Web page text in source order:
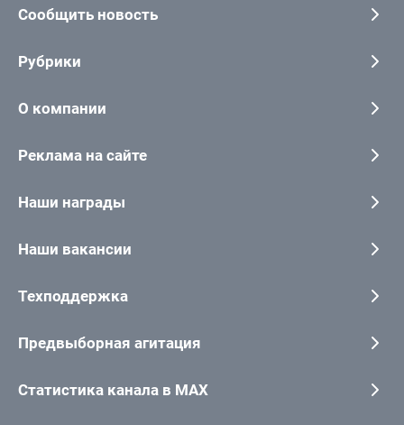
Сообщить новость
Рубрики
О компании
Реклама на сайте
Наши награды
Наши вакансии
Техподдержка
Предвыборная агитация
Статистика канала в MAX